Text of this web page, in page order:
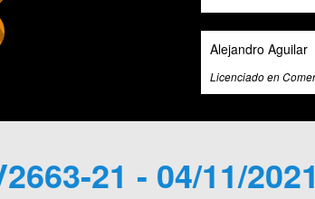
Ali Roghani
Artificial
21 - 04/11/